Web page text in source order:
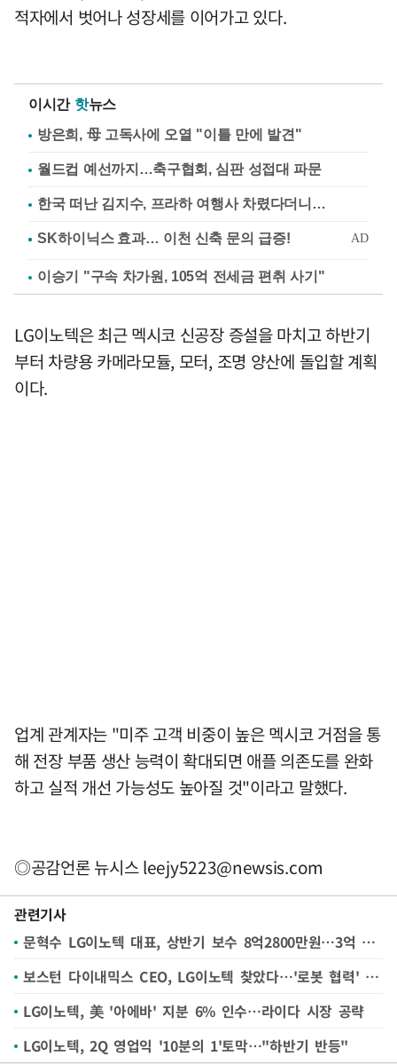
적자에서 벗어나 성장세를 이어가고 있다.
이시간 핫뉴스
방은희, 母 고독사에 오열 "이틀 만에 발견"
월드컵 예선까지…축구협회, 심판 성접대 파문
한국 떠난 김지수, 프라하 여행사 차렸다더니…
이승기 "구속 차가원, 105억 전세금 편취 사기"
LG이노텍은 최근 멕시코 신공장 증설을 마치고 하반기
부터 차량용 카메라모듈, 모터, 조명 양산에 돌입할 계획
이다.
업계 관계자는 "미주 고객 비중이 높은 멕시코 거점을 통
해 전장 부품 생산 능력이 확대되면 애플 의존도를 완화
하고 실적 개선 가능성도 높아질 것"이라고 말했다.
◎공감언론 뉴시스leejy5223@newsis.com
관련기사
문혁수 LG이노텍 대표, 상반기 보수 8억2800만원…3억 증가
보스턴 다이내믹스 CEO, LG이노텍 찾았다…'로봇 협력' 논의
LG이노텍, 美 '아에바' 지분 6% 인수…라이다 시장 공략
LG이노텍, 2Q 영업익 '10분의 1'토막…"하반기 반등"